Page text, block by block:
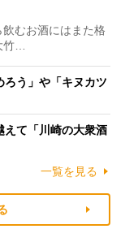
むお酒にはまた格
…
ろう」や「キヌカツ
えて「川崎の大衆酒
一覧を見る